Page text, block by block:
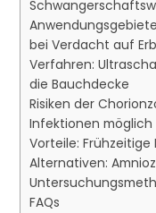
bei Verdacht auf
Verfahren:
die Bauchdecke
Risiken der
Infektionen möglich
Vorteile:
Alternativen:
FAQs